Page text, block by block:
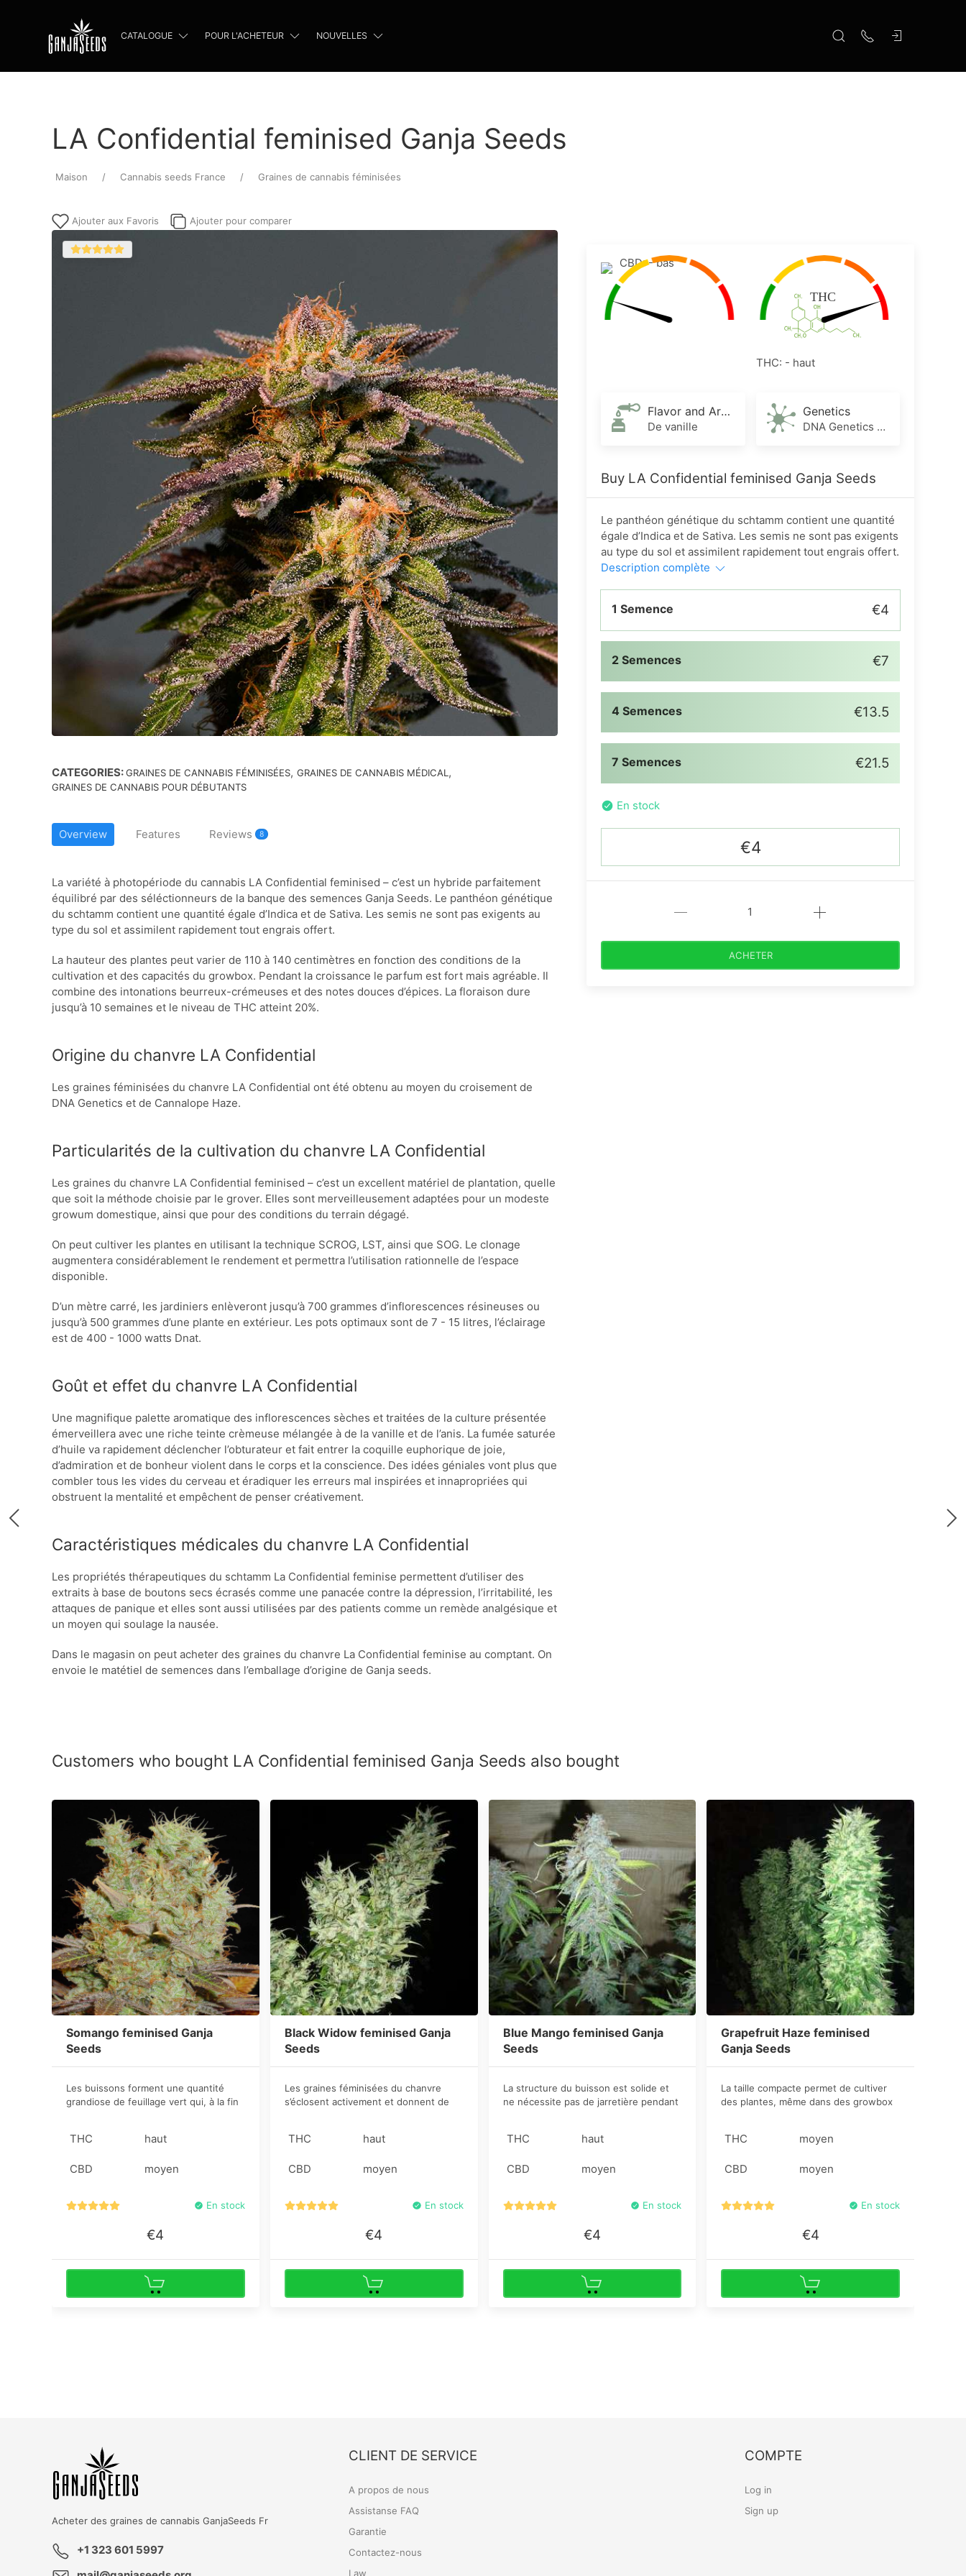
CATALOGUE POUR L'ACHETEUR NOUVELLES
LA Confidential feminised Ganja Seeds
Maison Cannabis seeds France Graines de cannabis féminisées
Ajouter aux Favoris Ajouter pour comparer
CATEGORIES:GRAINES DE CANNABIS FÉMINISÉES, GRAINES DE CANNABIS MÉDICAL ,
GRAINES DE CANNABIS POUR DÉBUTANTS
Overview Features Reviews 8
La variété à photopériode du cannabis LA Confidential feminised – c’est un hybride parfaitement
équilibré par des séléctionneurs de la banque des semences Ganja Seeds. Le panthéon génétique
du schtamm contient une quantité égale d’Indica et de Sativa. Les semis ne sont pas exigents au
type du sol et assimilent rapidement tout engrais offert.
La hauteur des plantes peut varier de 110 à 140 centimètres en fonction des conditions de la
cultivation et des capacités du growbox. Pendant la croissance le parfum est fort mais agréable. Il
combine des intonations beurreux-crémeuses et des notes douces d’épices. La floraison dure
jusqu’à 10 semaines et le niveau de THC atteint 20%.
Origine du chanvre LA Confidential
Les graines féminisées du chanvre LA Confidential ont été obtenu au moyen du croisement de
DNA Genetics et de Cannalope Haze.
Particularités de la cultivation du chanvre LA Confidential
Les graines du chanvre LA Confidential feminised – c’est un excellent matériel de plantation, quelle
que soit la méthode choisie par le grover. Elles sont merveilleusement adaptées pour un modeste
growum domestique, ainsi que pour des conditions du terrain dégagé.
On peut cultiver les plantes en utilisant la technique SCROG, LST, ainsi que SOG. Le clonage
augmentera considérablement le rendement et permettra l’utilisation rationnelle de l’espace
disponible.
D’un mètre carré, les jardiniers enlèveront jusqu’à 700 grammes d’inflorescences résineuses ou
jusqu’à 500 grammes d’une plante en extérieur. Les pots optimaux sont de 7 - 15 litres, l’éclairage
est de 400 - 1000 watts Dnat.
Goût et effet du chanvre LA Confidential
Une magnifique palette aromatique des inflorescences sèches et traitées de la culture présentée
émerveillera avec une riche teinte crèmeuse mélangée à de la vanille et de l’anis. La fumée saturée
d’huile va rapidement déclencher l’obturateur et fait entrer la coquille euphorique de joie,
d’admiration et de bonheur violent dans le corps et la conscience. Des idées géniales vont plus que
combler tous les vides du cerveau et éradiquer les erreurs mal inspirées et innapropriées qui
obstruent la mentalité et empêchent de penser créativement.
Caractéristiques médicales du chanvre LA Confidential
Les propriétés thérapeutiques du schtamm La Confidential feminise permettent d’utiliser des
extraits à base de boutons secs écrasés comme une panacée contre la dépression, l’irritabilité, les
attaques de panique et elles sont aussi utilisées par des patients comme un remède analgésique et
un moyen qui soulage la nausée.
Dans le magasin on peut acheter des graines du chanvre La Confidential feminise au comptant. On
envoie le matétiel de semences dans l’emballage d’origine de Ganja seeds.
CBD: - bas
THC: - haut
Flavor and Aroma
De vanille
Genetics
DNA Genetics x Cannalope Haze
Buy LA Confidential feminised Ganja Seeds
Le panthéon génétique du schtamm contient une quantité
égale d’Indica et de Sativa. Les semis ne sont pas exigents
au type du sol et assimilent rapidement tout engrais offert.
Description complète
1 Semence €4
2 Semences €7
4 Semences €13.5
7 Semences €21.5
En stock
€4
ACHETER
Customers who bought LA Confidential feminised Ganja Seeds also bought
Somango feminised Ganja
Seeds
Les buissons forment une quantité
grandiose de feuillage vert qui, à la fin
lait-d’ambre. La manucure vous fera
vous permettra de préparer vous-
THC haut
CBD moyen
En stock
€4
Black Widow feminised Ganja
Seeds
Les graines féminisées du chanvre
s’éclosent activement et donnent de
couronne centrale et de plusieurs
THC haut
CBD moyen
En stock
€4
Blue Mango feminised Ganja
Seeds
La structure du buisson est solide et
ne nécessite pas de jarretière pendant
bleuâtre vers la fin du cycle de vie.
THC haut
CBD moyen
En stock
€4
Grapefruit Haze feminised
Ganja Seeds
La taille compacte permet de cultiver
des plantes, même dans des growbox
fête.
THC moyen
CBD moyen
En stock
€4
Acheter des graines de cannabis GanjaSeeds Fr
+1 323 601 5997
CLIENT DE SERVICE
A propos de nous
Assistanse FAQ
Garantie
Contactez-nous
Law
COMPTE
Log in
Sign up